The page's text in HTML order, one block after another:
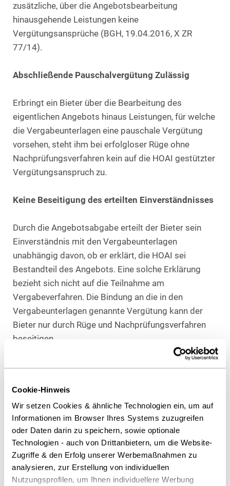
Cookie-Hinweis
Wir setzen Cookies & ähnliche Technologien ein, um auf
Informationen im Browser Ihres Systems zuzugreifen
oder Daten darin zu speichern, sowie optionale
Technologien - auch von Drittanbietern, um die Website-
Zugriffe & den Erfolg unserer Werbemaßnahmen zu
analysieren, zur Erstellung von individuellen
Nutzungsprofilen, um Ihnen individuellere Werbung
zusätzliche, über die Angebotsbearbeitung
hinausgehende Leistungen keine
Vergütungsansprüche (BGH, 19.04.2016, X ZR
77/14).
Abschließende Pauschalvergütung Zulässig
Erbringt ein Bieter über die Bearbeitung des
eigentlichen Angebots hinaus Leistungen, für welche
die Vergabeunterlagen eine pauschale Vergütung
vorsehen, steht ihm bei erfolgloser Rüge ohne
Nachprüfungsverfahren kein auf die HOAI gestützter
Vergütungsanspruch zu.
Keine Beseitigung des erteilten Einverständnisses
Durch die Angebotsabgabe erteilt der Bieter sein
Einverständnis mit den Vergabeunterlagen
unabhängig davon, ob er erklärt, die HOAI sei
Bestandteil des Angebots. Eine solche Erklärung
bezieht sich nicht auf die Teilnahme am
Vergabeverfahren. Die Bindung an die in den
Vergabeunterlagen genannte Vergütung kann der
Bieter nur durch Rüge und Nachprüfungsverfahren
beseitigen.
Erfolglose Rüge: Nachprüfungsverfahren auch für
Ohne Nachprüfungsverfahren stehen dem Bieter bei
erfolgloser Rüge keine weiteren Honoraransprüche
zu. Dies gilt selbst dann, wenn die Vergütung als
unangemessen i.S.d. § 13 Abs. 3 VOF beanstandet
wird, oder wenn der Auftraggeber nach Ansicht des
Bieters Lösungsvorschläge verlangt, die mit einem